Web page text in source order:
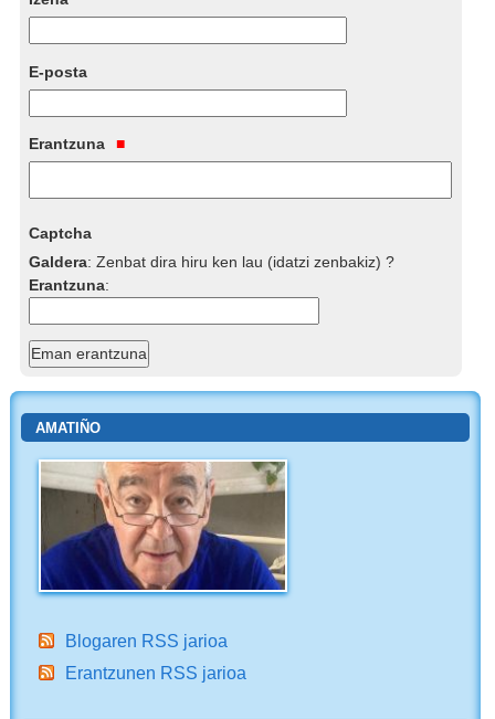
E-posta
Erantzuna
Captcha
Galdera:Zenbat dira hiru ken lau (idatzi zenbakiz) ?
Erantzuna:
AMATIÑO
Blogaren RSS jarioa
Erantzunen RSS jarioa